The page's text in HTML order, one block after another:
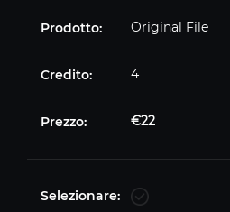
Original File
4
€22